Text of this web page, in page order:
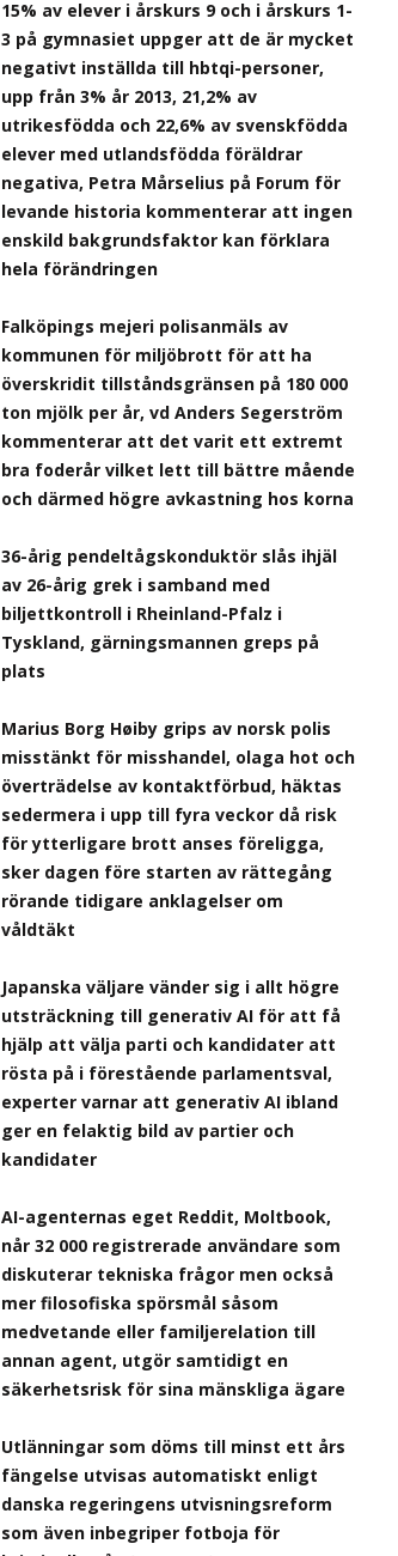
15% av elever i årskurs 9 och i årskurs 1-
3 på gymnasiet uppger att de är mycket
negativt inställda till hbtqi-personer,
upp från 3% år 2013, 21,2% av
utrikesfödda och 22,6% av svenskfödda
elever med utlandsfödda föräldrar
negativa, Petra Mårselius på Forum för
levande historia kommenterar att ingen
enskild bakgrundsfaktor kan förklara
hela förändringen
Falköpings mejeri polisanmäls av
kommunen för miljöbrott för att ha
överskridit tillståndsgränsen på 180 000
ton mjölk per år, vd Anders Segerström
kommenterar att det varit ett extremt
bra foderår vilket lett till bättre mående
och därmed högre avkastning hos korna
36-årig pendeltågskonduktör slås ihjäl
av 26-årig grek i samband med
biljettkontroll i Rheinland-Pfalz i
Tyskland, gärningsmannen greps på
plats
Marius Borg Høiby grips av norsk polis
misstänkt för misshandel, olaga hot och
överträdelse av kontaktförbud, häktas
sedermera i upp till fyra veckor då risk
för ytterligare brott anses föreligga,
sker dagen före starten av rättegång
rörande tidigare anklagelser om
våldtäkt
Japanska väljare vänder sig i allt högre
utsträckning till generativ AI för att få
hjälp att välja parti och kandidater att
rösta på i förestående parlamentsval,
experter varnar att generativ AI ibland
ger en felaktig bild av partier och
kandidater
AI-agenternas eget Reddit, Moltbook,
når 32 000 registrerade användare som
diskuterar tekniska frågor men också
mer filosofiska spörsmål såsom
medvetande eller familjerelation till
annan agent, utgör samtidigt en
säkerhetsrisk för sina mänskliga ägare
Utlänningar som döms till minst ett års
fängelse utvisas automatiskt enligt
danska regeringens utvisningsreform
som även inbegriper fotboja för